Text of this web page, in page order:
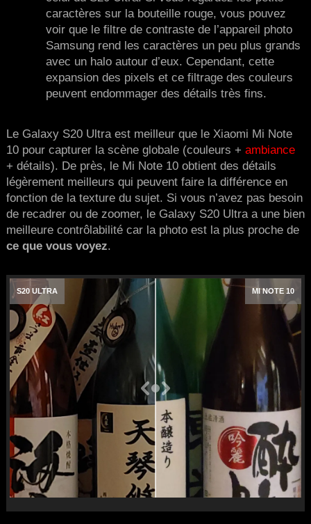
caractères sur la bouteille rouge, vous pouvez
voir que le filtre de contraste de l’appareil photo
Samsung rend les caractères un peu plus grands
avec un halo autour d’eux. Cependant, cette
expansion des pixels et ce filtrage des couleurs
peuvent endommager des détails très fins.
Le Galaxy S20 Ultra est meilleur que le Xiaomi Mi Note
10 pour capturer la scène globale (couleurs + ambiance
+ détails). De près, le Mi Note 10 obtient des détails
légèrement meilleurs qui peuvent faire la différence en
fonction de la texture du sujet. Si vous n’avez pas besoin
de recadrer ou de zoomer, le Galaxy S20 Ultra a une bien
meilleure contrôlabilité car la photo est la plus proche de
ce que vous voyez.
S20 ULTRA MI NOTE 10